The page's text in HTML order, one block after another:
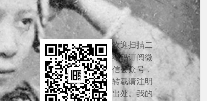
欢迎扫描二
维码订阅微
信公众号，
转载请注明
出处。我的